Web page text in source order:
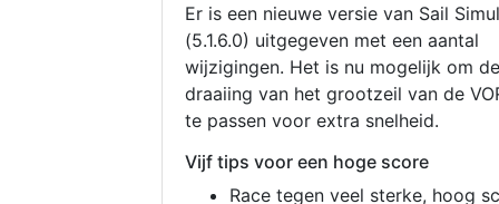
Er is een nieuwe versie van Sail
(5.1.6.0) uitgegeven met een aantal
wijzigingen. Het is nu mogelijk om de
draaiing van het grootzeil van de
te passen voor extra snelheid.
Vijf tips voor een hoge score
Race tegen veel sterke, hoog